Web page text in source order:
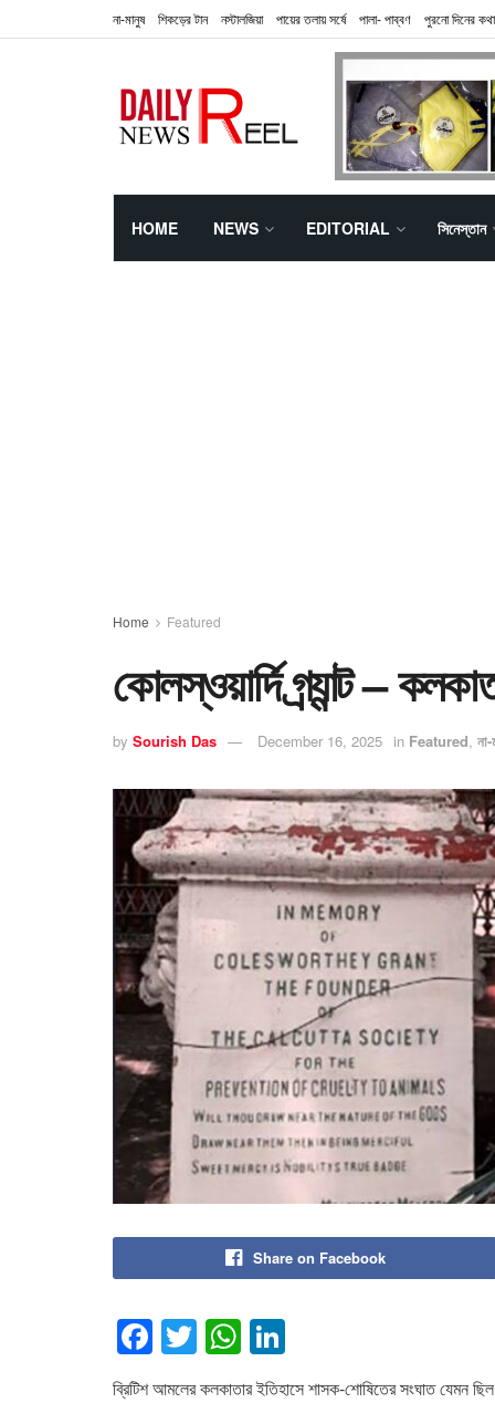
না-মানুষ শিকড়ের টান নস্টালজিয়া পায়ের তলায় সর্ষে পালা- পাব্বণ পুরনো দিনের কথা
HOME NEWS EDITORIAL সিনেস্তান
Home Featured
কোলস্ওয়ার্দি গ্র্যান্ট –
by Sourish Das December 16, 2025 in Featured,
Share on Facebook
F
a
T
wi
W
h n
ব্রিটিশ আমলের কলকাতার ইতিহাসে শাসক-শোষিতের সংঘাত যেমন